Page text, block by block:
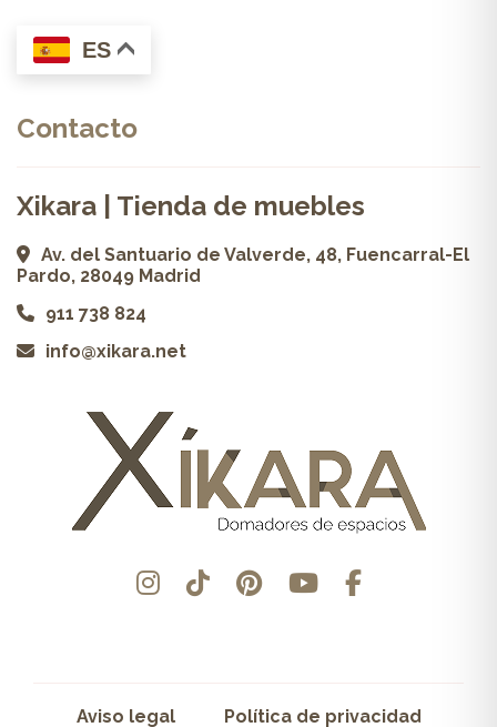
ES
Contacto
Xikara | Tienda de muebles
Av. del Santuario de Valverde, 48, Fuencarral-El
Pardo, 28049 Madrid
911 738 824
info@xikara.net
Aviso legal Política de privacidad